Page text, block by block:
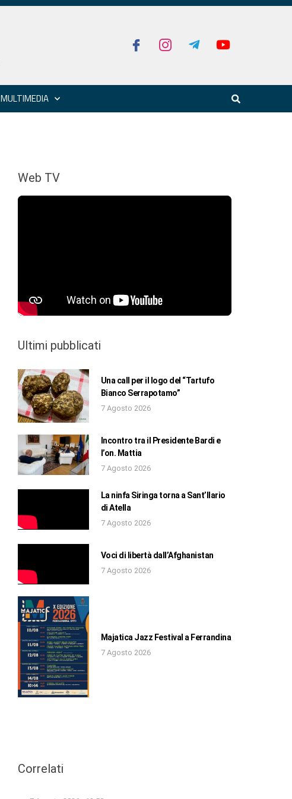
MULTIMEDIA
Web TV
Ultimi pubblicati
Una call per il logo del “Tartufo
Bianco Serrapotamo”
7 Agosto 2026
Incontro tra il Presidente Bardi e
l’on. Mattia
7 Agosto 2026
La ninfa Siringa torna a Sant’Ilario
di Atella
7 Agosto 2026
Voci di libertà dall’Afghanistan
7 Agosto 2026
Majatica Jazz Festival a Ferrandina
7 Agosto 2026
Correlati